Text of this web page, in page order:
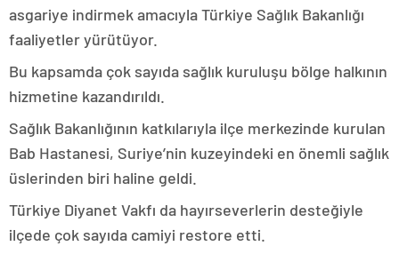
asgariye indirmek amacıyla Türkiye Sağlık Bakanlığı
faaliyetler yürütüyor.
Bu kapsamda çok sayıda sağlık kuruluşu bölge halkının
hizmetine kazandırıldı.
Sağlık Bakanlığının katkılarıyla ilçe merkezinde kurulan
Bab Hastanesi, Suriye’nin kuzeyindeki en önemli sağlık
üslerinden biri haline geldi.
Türkiye Diyanet Vakfı da hayırseverlerin desteğiyle
ilçede çok sayıda camiyi restore etti.